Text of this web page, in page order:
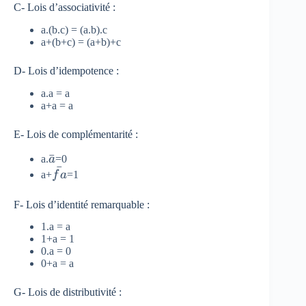
C- Lois d’associativité :
a.(b.c) = (a.b).c
a+(b+c) = (a+b)+c
D- Lois d’idempotence :
a.a = a
a+a = a
E- Lois de complémentarité :
a.\bar
{ a
a
ˉ=0
a+\bar
fa}
fa
ˉ =1
F- Lois d’identité remarquable :
1.a = a
1+a = 1
0.a = 0
0+a = a
G- Lois de distributivité :